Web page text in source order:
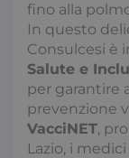
fino alla
In questo
Consulcesi è
Salute e
per garantire
prevenzione
VacciNET,
Lazio, i